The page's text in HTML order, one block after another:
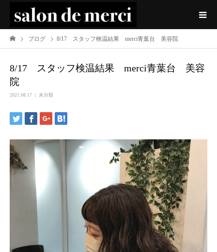
ブログ 8/17 スタッフ検温結果 merci青葉台 美容院
8/17 スタッフ検温結果 merci青葉台 美容
院
2021.08.17 未分類